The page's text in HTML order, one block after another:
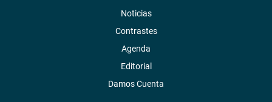
Noticias
Contrastes
Agenda
Editorial
Damos Cuenta